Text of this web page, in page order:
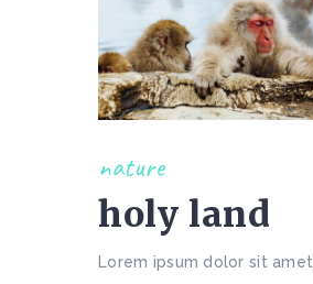
nature
holy land
Lorem ipsum dolor sit amet,